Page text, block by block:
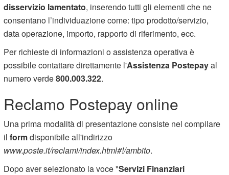
disservizio lamentato, inserendo tutti gli elementi che ne
consentano l’individuazione come: tipo prodotto/servizio,
data operazione, importo, rapporto di riferimento, ecc.
Per richieste di informazioni o assistenza operativa è
possibile contattare direttamente l'Assistenza Postepayal
numero verde800.003.322.
Reclamo Postepay online
Una prima modalità di presentazione consiste nel compilare
ilformdisponibile all'indirizzo
www.poste.it/reclami/index.html#!/ambito.
Dopo aver selezionato la voce "Servizi Finanziari